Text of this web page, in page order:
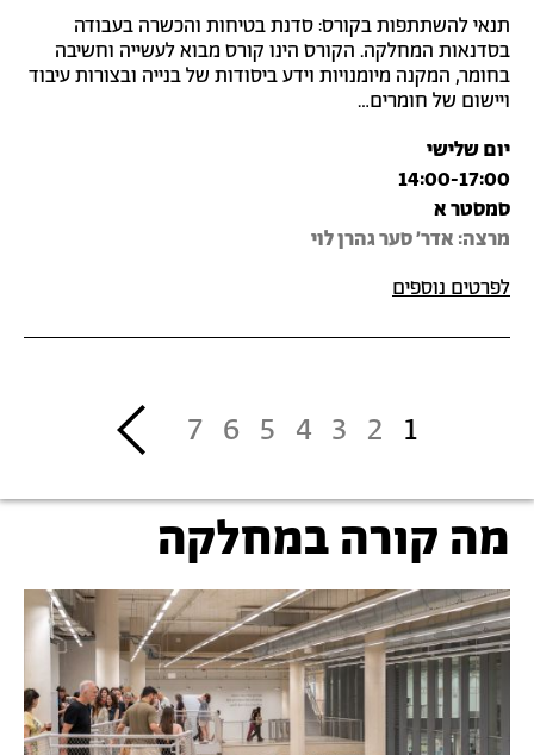
תנאי להשתתפות בקורס: סדנת בטיחות והכשרה בעבודה
בסדנאות המחלקה. הקורס הינו קורס מבוא לעשייה וחשיבה
בחומר, המקנה מיומנויות וידע ביסודות של בנייה ובצורות עיבוד
ויישום של חומרים…
יום שלישי
14:00-17:00
מרצה‎: אדר' סער גהרן לוי
סמסטר א
לפרטים נוספים
1
2
3
4
5
6
7
Next
מה קורה במחלקה